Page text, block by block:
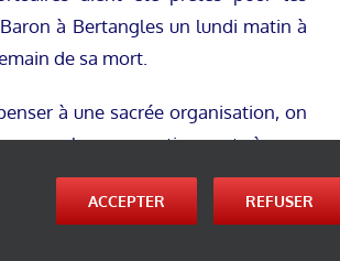
à Bertangles un lundi matin à
de sa mort.
à une sacrée organisation, on
une chasse au tigre, et à une
de main de maître avec peu de
Opération comme seul le SIS
Service) est en mesure de
ACCEPTER REFUSER